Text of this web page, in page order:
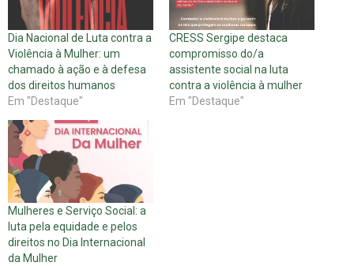
Dia Nacional de Luta contra a
Violência à Mulher: um
chamado à ação e à defesa
dos direitos humanos
Em "Destaque"
CRESS Sergipe destaca
compromisso do/a
assistente social na luta
contra a violência à mulher
Em "Destaque"
Mulheres e Serviço Social: a
luta pela equidade e pelos
direitos no Dia Internacional
da Mulher